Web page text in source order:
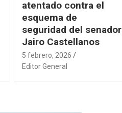
atentado contra el
esquema de
seguridad del senador
Jairo Castellanos
5 febrero, 2026
Editor General